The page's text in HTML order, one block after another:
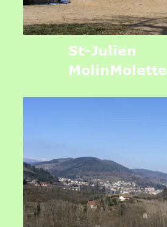
St-Julien
MolinMolette